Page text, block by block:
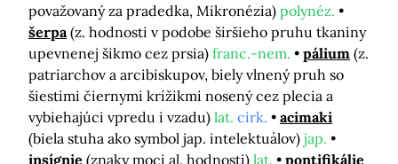
považovaný za pradedka, Mikronézia) polynéz.
šerpa (z. hodnosti v podobe širšieho pruhu tkaniny
upevnenej šikmo cez prsia) franc.-nem. pálium (z.
patriarchov a arcibiskupov, biely vlnený pruh so
šiestimi čiernymi krížikmi nosený cez plecia a
vybiehajúci vpredu i vzadu) lat. cirk.
acimaki
(biela stuha ako symbol jap. intelektuálov) jap.
insígnie (znaky moci al. hodnosti) lat.
pontifikálie